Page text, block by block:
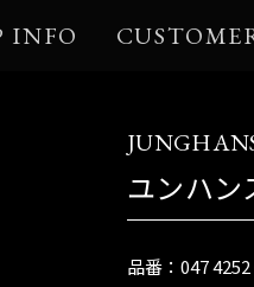
INFO
ユンハン
品番：047 4252